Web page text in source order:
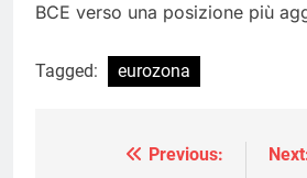
BCE verso una posizione più
Tagged: eurozona
Navigazione
Previous: